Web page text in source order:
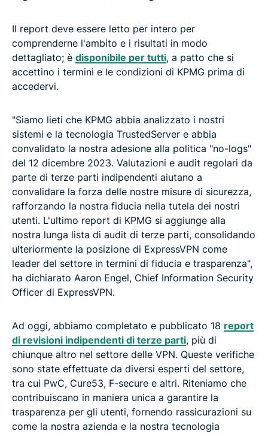
Il report deve essere letto per intero per
comprenderne l'ambito e i risultati in modo
dettagliato; è disponibile per tutti, a patto che si
accettino i termini e le condizioni di KPMG prima di
accedervi.
"Siamo lieti che KPMG abbia analizzato i nostri
sistemi e la tecnologia TrustedServer e abbia
convalidato la nostra adesione alla politica "no-logs"
del 12 dicembre 2023. Valutazioni e audit regolari da
parte di terze parti indipendenti aiutano a
convalidare la forza delle nostre misure di sicurezza,
rafforzando la nostra fiducia nella tutela dei nostri
utenti. L'ultimo report di KPMG si aggiunge alla
nostra lunga lista di audit di terze parti, consolidando
ulteriormente la posizione di ExpressVPN come
leader del settore in termini di fiducia e trasparenza",
ha dichiarato Aaron Engel, Chief Information Security
Officer di ExpressVPN.
Ad oggi, abbiamo completato e pubblicato 18 report
di revisioni indipendenti di terze parti, più di
chiunque altro nel settore delle VPN. Queste verifiche
sono state effettuate da diversi esperti del settore,
tra cui PwC, Cure53, F-secure e altri. Riteniamo che
contribuiscano in maniera unica a garantire la
trasparenza per gli utenti, fornendo rassicurazioni su
come la nostra azienda e la nostra tecnologia